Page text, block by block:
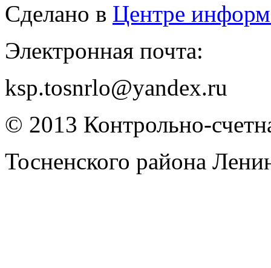
Сделано в Центре
Электронная почта:
ksp.tosnrlo@yandex.ru
© 2013 Контрольно-
Тосненского района